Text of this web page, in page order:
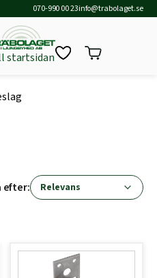
070-990 00 23info@trabolaget.se
startsidan
efter: